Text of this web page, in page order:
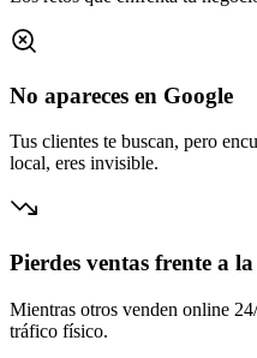
No apareces en Google
Tus clientes te buscan, pero
local, eres invisible.
Pierdes ventas frente a
Mientras otros venden online
tráfico físico.